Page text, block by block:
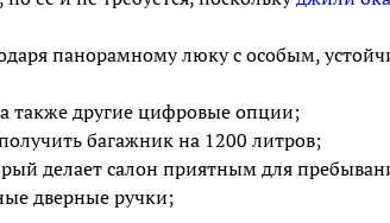
панорамному люку с особым,
также другие цифровые опции;
багажник на 1200 литров;
делает салон приятным для
дверные ручки;